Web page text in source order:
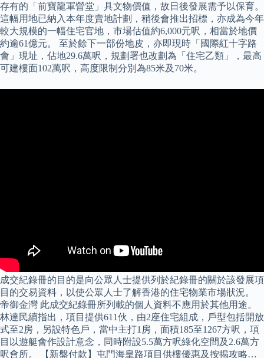
存有的「前寶龍軍營堂」具文物價值，故日後發展需予以保育。
這幅用地已納入本年度賣地計劃，稍後會推出招標，亦成為今年
較大規模的一幅住宅官地，市場估值約6,000元呎，相當於地價
約逾61億元。 至於餘下一部份地皮，亦即現時「國際紅十字路
會」現址，佔地29.6萬呎，規劃署也改劃為「住宅乙類」，最高
可建樓面102萬呎，高度限制分別為85米及70米。
成交紀錄冊的目的是向公眾人士提供列於紀錄冊的關於該發展項
目的交易資料，以使公眾人士了解香港的住宅物業市場狀況。
帝御金灣 此成交紀錄冊所列載的個人資料不應用於其他用途。
林達民續指出，項目提供611伙，由2座住宅組成，戶型包括開放
式至2房，另設特色戶，當中主打1房，面積185至1267方呎，項
目以遊艇會作設計意念，同時附設5.5萬方呎綠化空間及2.6萬方
呎會所。 【新盤付款】屯門海皇路項目供樓優惠及按揭攻略…